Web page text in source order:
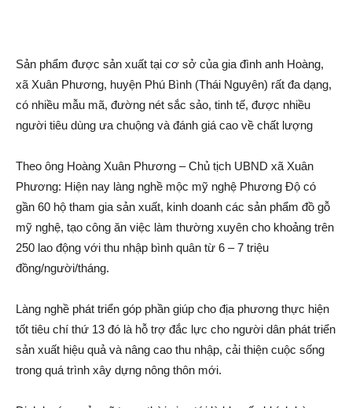
Sản phẩm được sản xuất tại cơ sở của gia đình anh Hoàng,
xã Xuân Phương, huyện Phú Bình (Thái Nguyên) rất đa dạng,
có nhiều mẫu mã, đường nét sắc sảo, tinh tế, được nhiều
người tiêu dùng ưa chuộng và đánh giá cao về chất lượng
Theo ông Hoàng Xuân Phương – Chủ tịch UBND xã Xuân
Phương: Hiện nay làng nghề mộc mỹ nghệ Phương Độ có
gần 60 hộ tham gia sản xuất, kinh doanh các sản phẩm đồ gỗ
mỹ nghệ, tạo công ăn việc làm thường xuyên cho khoảng trên
250 lao động với thu nhập bình quân từ 6 – 7 triệu
đồng/người/tháng.
Làng nghề phát triển góp phần giúp cho địa phương thực hiện
tốt tiêu chí thứ 13 đó là hỗ trợ đắc lực cho người dân phát triển
sản xuất hiệu quả và nâng cao thu nhập, cải thiện cuộc sống
trong quá trình xây dựng nông thôn mới.